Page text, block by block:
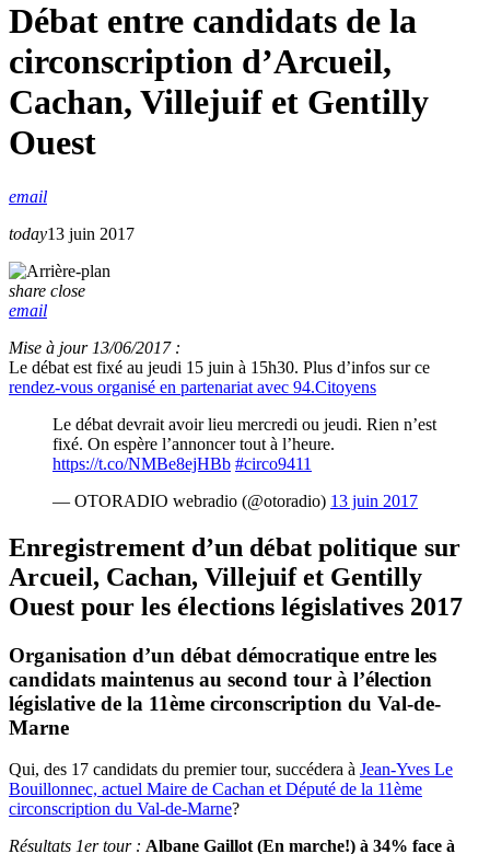
Débat entre candidats de la
circonscription d’Arcueil,
Cachan, Villejuif et Gentilly
Ouest
email
today13 juin 2017
share close
email
Mise à jour 13/06/2017 :
Le débat est fixé au jeudi 15 juin à 15h30. Plus d’infos sur ce
rendez-vous organisé en partenariat avec 94.Citoyens
Le débat devrait avoir lieu mercredi ou jeudi. Rien n’est
fixé. On espère l’annoncer tout à l’heure.
https://t.co/NMBe8ejHBb #circo9411
— OTORADIO webradio (@otoradio) 13 juin 2017
Enregistrement d’un débat politique sur
Arcueil, Cachan, Villejuif et Gentilly
Ouest pour les élections législatives 2017
Organisation d’un débat démocratique entre les
candidats maintenus au second tour à l’élection
législative de la 11ème circonscription du Val-de-
Marne
Qui, des 17 candidats du premier tour, succédera à Jean-Yves Le
Bouillonnec, actuel Maire de Cachan et Député de la 11ème
circonscription du Val-de-Marne?
Résultats 1er tour : Albane Gaillot (En marche!) à 34% face à